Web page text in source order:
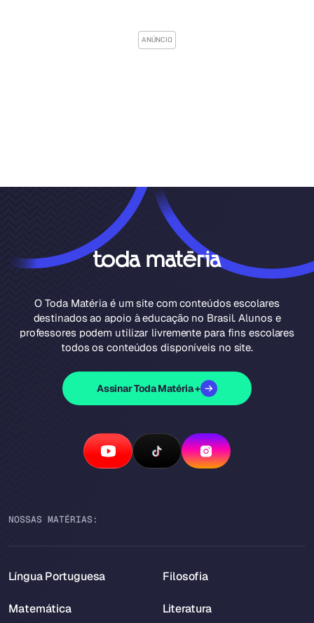
O Toda Matéria é um site com conteúdos escolares
destinados ao apoio à educação no Brasil. Alunos e
professores podem utilizar livremente para fins escolares
todos os conteúdos disponíveis no site.
Assinar Toda Matéria +
NOSSAS MATÉRIAS:
Língua Portuguesa
Matemática
Filosofia
Literatura